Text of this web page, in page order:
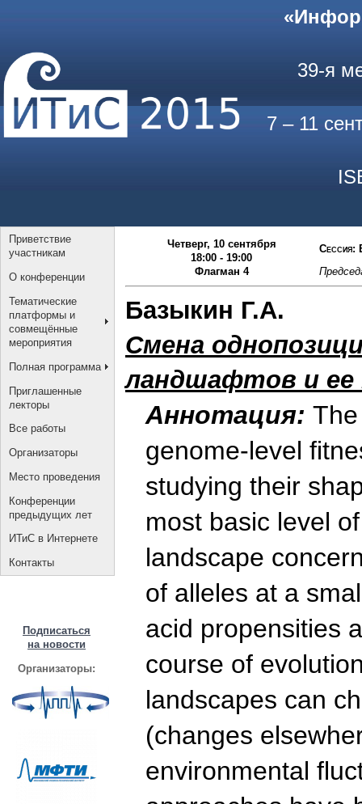
39-я
7 – 11
Приветствие
участникам
О конференции
Тематические
платформы и
совмещённые
мероприятия
Полная программа
Приглашенные
лекторы
Все работы
Организаторы
Место проведения
Конференции
предыдущих лет
ИТиС в Интернете
Контакты
Подписаться
на новости
Организаторы:
Четверг, 10 сентября
18:00 - 19:00
Флагман 4
Сессия:
Базыкин Г.А.
Смена
ландшафтов и
Аннотация:
genome-level
studying their
most basic level
landscape
of alleles at a
acid propensities
course of
landscapes can
(changes
environmental